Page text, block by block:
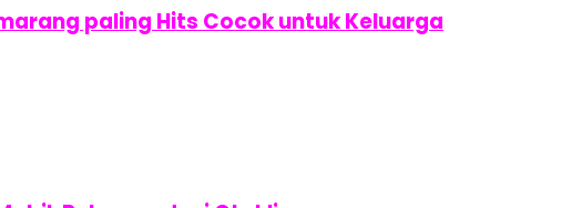
paling Hits Cocok untuk Keluarga